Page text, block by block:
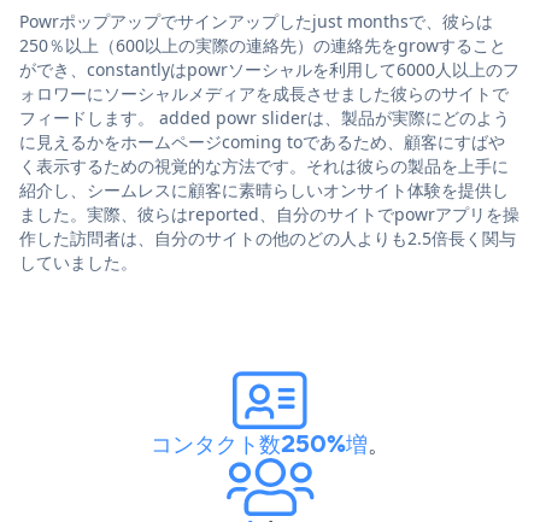
Powrポップアップでサインアップしたjust monthsで、彼らは
250％以上（600以上の実際の連絡先）の連絡先をgrowすること
ができ、constantlyはpowrソーシャルを利用して6000人以上のフ
ォロワーにソーシャルメディアを成長させました彼らのサイトで
フィードします。 added powr sliderは、製品が実際にどのよう
に見えるかをホームページcoming toであるため、顧客にすばや
く表示するための視覚的な方法です。それは彼らの製品を上手に
紹介し、シームレスに顧客に素晴らしいオンサイト体験を提供し
ました。実際、彼らはreported、自分のサイトでpowrアプリを操
作した訪問者は、自分のサイトの他のどの人よりも2.5倍長く関与
していました。
コンタクト数250%増。